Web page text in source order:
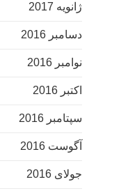
ژانویه 2017
دسامبر 2016
نوامبر 2016
اکتبر 2016
سپتامبر 2016
آگوست 2016
جولای 2016